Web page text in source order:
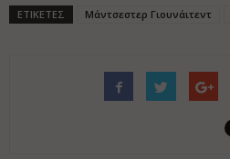
ΕΤΙΚΕΤΕΣ Μάντσεστερ Γιουνάιτεντ